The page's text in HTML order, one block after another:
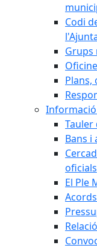
Codi
Grups
Plans,
Tauler
Bans i
oficials
El Ple